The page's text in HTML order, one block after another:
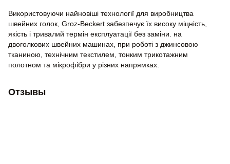
Використовуючи найновіші технології для виробництва
швейних голок, Groz-Beckert забезпечує їх високу міцність,
якість і тривалий термін експлуатації без заміни. на
двоголкових швейних машинах, при роботі з джинсовою
тканиною, технічним текстилем, тонким трикотажним
полотном та мікрофібри у різних напрямках.
Отзывы